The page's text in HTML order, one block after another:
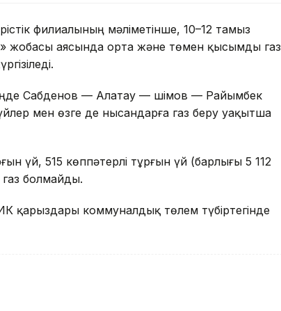
филиалының мәліметінше, 10–12 тамыз
жобасы аясында орта және төмен қысымды газ
Сабденов — Алатау — Әшімов — Райымбек
мен өзге де нысандарға газ беру уақытша
үй, 515 көппәтерлі тұрғын үй (барлығы 5 112
газ болмайды.
коммуналдық төлем түбіртегінде